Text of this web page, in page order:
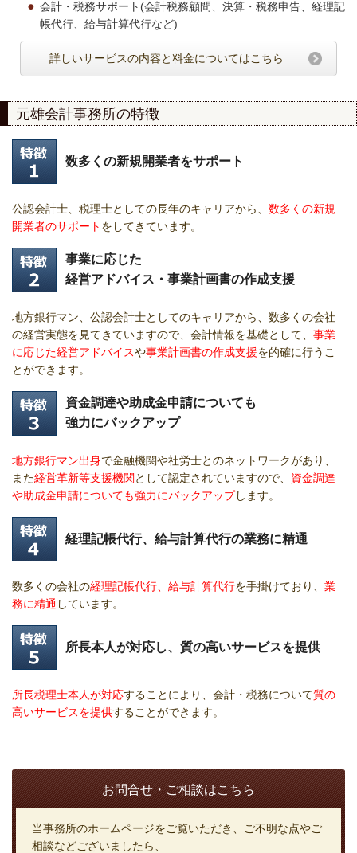
会計・税務サポート(会計税務顧問、決算・税務申告、経理記
帳代行、給与計算代行など)
詳しいサービスの内容と料金についてはこちら
元雄会計事務所の特徴
数多くの新規開業者をサポート
公認会計士、税理士としての長年のキャリアから、 数多くの新規
開業者のサポート をしてきています。
事業に応じた
経営アドバイス・事業計画書の作成支援
地方銀行マン、公認会計士としてのキャリアから、数多くの会社
の経営実態を見てきていますので、会計情報を基礎として、 事業
に応じた経営アドバイスや事業計画書の作成支援を的確に行うこ
とができます。
資金調達や助成金申請についても
強力にバックアップ
地方銀行マン出身で金融機関や社労士とのネットワークがあり、
また経営革新等支援機関として認定されていますので、 資金調達
や助成金申請についても強力にバックアップします。
経理記帳代行、給与計算代行の業務に精通
数多くの会社の経理記帳代行、給与計算代行を手掛けており、 業
務に精通 しています。
所長本人が対応し、質の高いサービスを提供
所長税理士本人が対応することにより、会計・税務について質の
高いサービスを提供することができます。
お問合せ・ご相談はこちら
当事務所のホームページをご覧いただき、ご不明な点やご
相談などございましたら、